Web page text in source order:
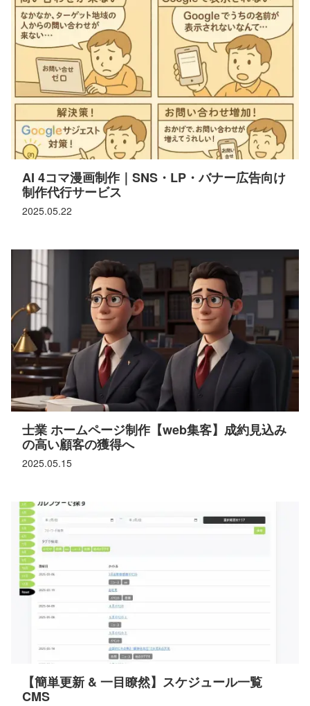
2025.05.22
AI 4コマ漫画制作｜SNS・LP・バナー広告向け
制作代行サービス
2025.05.15
士業 ホームページ制作【web集客】成約見込み
の高い顧客の獲得へ
【簡単更新 & 一目瞭然】スケジュール一覧
CMS